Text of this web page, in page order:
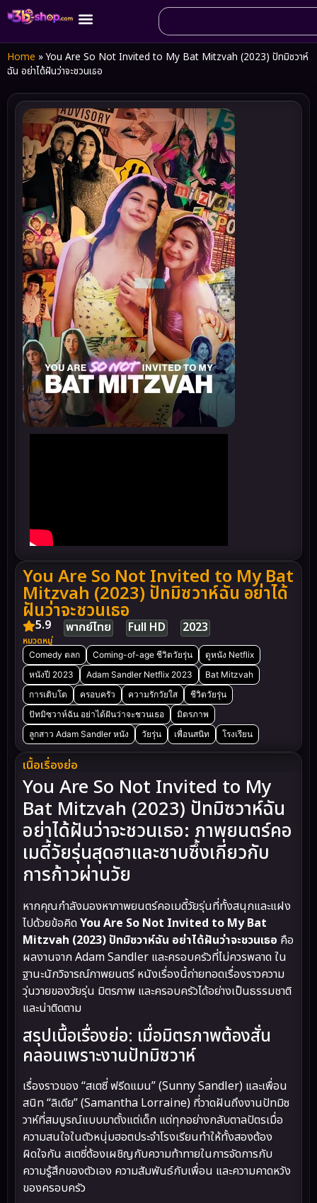
Home »You Are So Not Invited to My Bat Mitzvah (2023) ปัทมิซวาห์
ฉัน อย่าได้ฝันว่าจะชวนเธอ
You Are So Not Invited to My Bat
Mitzvah (2023) ปัทมิซวาห์ฉัน อย่าได้
ฝันว่าจะชวนเธอ
5.9 พากย์ไทย Full HD 2023
หมวดหมู่
Comedy ตลก Coming-of-age ชีวิตวัยรุ่น
ดูหนัง Netflix
หนังปี 2023
Adam Sandler Netflix 2023
Bat Mitzvah
การเติบโต
ครอบครัว ความรักวัยใส
ชีวิตวัยรุ่น
ปัทมิซวาห์ฉัน อย่าได้ฝันว่าจะชวนเธอ
มิตรภาพ
ลูกสาว Adam Sandler หนัง
วัยรุ่น เพื่อนสนิท โรงเรียน
เนื้อเรื่องย่อ
You Are So Not Invited to My
Bat Mitzvah (2023) ปัทมิซวาห์ฉัน
อย่าได้ฝันว่าจะชวนเธอ: ภาพยนตร์คอ
เมดี้วัยรุ่นสุดฮาและซาบซึ้งเกี่ยวกับ
การก้าวผ่านวัย
หากคุณกำลังมองหาภาพยนตร์คอเมดี้วัยรุ่นที่ทั้งสนุกและแฝง
ไปด้วยข้อคิดYou Are So Not Invited to My Bat
Mitzvah (2023) ปัทมิซวาห์ฉัน อย่าได้ฝันว่าจะชวนเธอ คือ
ผลงานจาก Adam Sandler และครอบครัวที่ไม่ควรพลาด ใน
ฐานะนักวิจารณ์ภาพยนตร์ หนังเรื่องนี้ถ่ายทอดเรื่องราวความ
วุ่นวายของวัยรุ่น มิตรภาพ และครอบครัวได้อย่างเป็นธรรมชาติ
และน่าติดตาม
สรุปเนื้อเรื่องย่อ: เมื่อมิตรภาพต้องสั่น
คลอนเพราะงานปัทมิซวาห์
เรื่องราวของ “สเตซี่ ฟรีดแมน” (Sunny Sandler) และเพื่อน
สนิท “ลิเดีย” (Samantha Lorraine) ที่วาดฝันถึงงานปัทมิซ
วาห์ที่สมบูรณ์แบบมาตั้งแต่เด็ก แต่ทุกอย่างกลับตาลปัตรเมื่อ
ความสนใจในตัวหนุ่มฮอตประจำโรงเรียนทำให้ทั้งสองต้อง
ผิดใจกัน สเตซี่ต้องเผชิญกับความท้าทายในการจัดการกับ
ความรู้สึกของตัวเอง ความสัมพันธ์กับเพื่อน และความคาดหวัง
ของครอบครัว